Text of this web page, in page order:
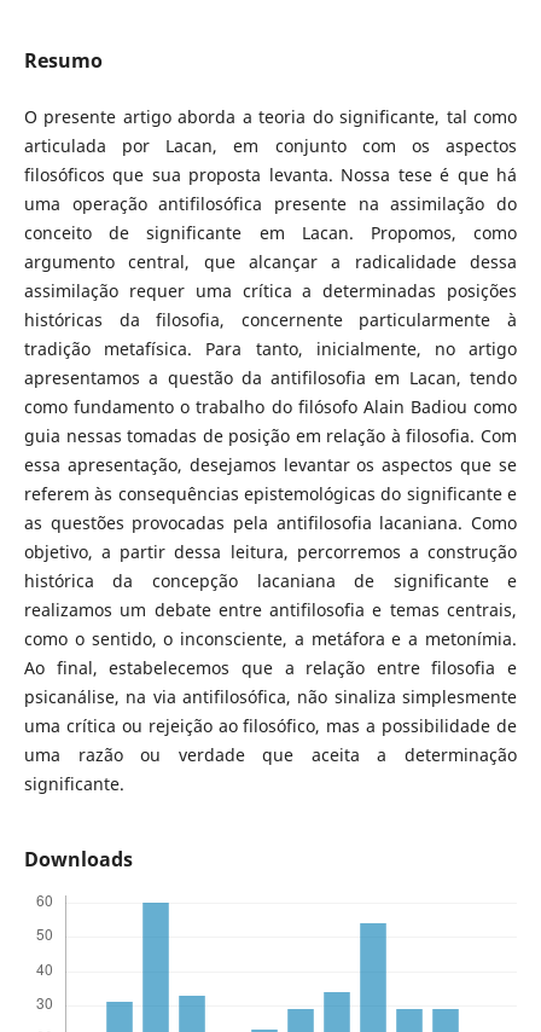
Resumo
O presente artigo aborda a teoria do significante, tal como
articulada por Lacan, em conjunto com os aspectos
filosóficos que sua proposta levanta. Nossa tese é que há
uma operação antifilosófica presente na assimilação do
conceito de significante em Lacan. Propomos, como
argumento central, que alcançar a radicalidade dessa
assimilação requer uma crítica a determinadas posições
históricas da filosofia, concernente particularmente à
tradição metafísica. Para tanto, inicialmente, no artigo
apresentamos a questão da antifilosofia em Lacan, tendo
como fundamento o trabalho do filósofo Alain Badiou como
guia nessas tomadas de posição em relação à filosofia. Com
essa apresentação, desejamos levantar os aspectos que se
referem às consequências epistemológicas do significante e
as questões provocadas pela antifilosofia lacaniana. Como
objetivo, a partir dessa leitura, percorremos a construção
histórica da concepção lacaniana de significante e
realizamos um debate entre antifilosofia e temas centrais,
como o sentido, o inconsciente, a metáfora e a metonímia.
Ao final, estabelecemos que a relação entre filosofia e
psicanálise, na via antifilosófica, não sinaliza simplesmente
uma crítica ou rejeição ao filosófico, mas a possibilidade de
uma razão ou verdade que aceita a determinação
significante.
Downloads